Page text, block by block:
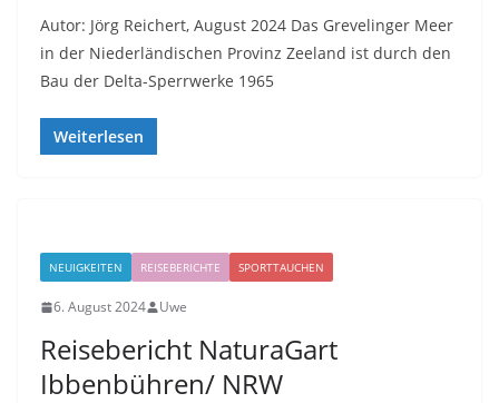
Autor: Jörg Reichert, August 2024 Das Grevelinger Meer
in der Niederländischen Provinz Zeeland ist durch den
Bau der Delta-Sperrwerke 1965
Weiterlesen
NEUIGKEITEN REISEBERICHTE SPORTTAUCHEN
6. August 2024 Uwe
Reisebericht NaturaGart
Ibbenbühren/ NRW